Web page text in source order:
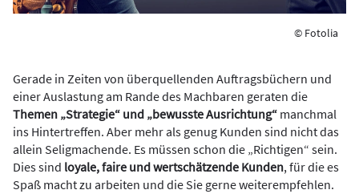
© Fotolia
Gerade in Zeiten von überquellenden Auftragsbüchern und
einer Auslastung am Rande des Machbaren geraten die
Themen „Strategie“ und „bewusste Ausrichtung“ manchmal
ins Hintertreffen. Aber mehr als genug Kunden sind nicht das
allein Seligmachende. Es müssen schon die „Richtigen“ sein.
Dies sind loyale, faire und wertschätzende Kunden, für die es
Spaß macht zu arbeiten und die Sie gerne weiterempfehlen.